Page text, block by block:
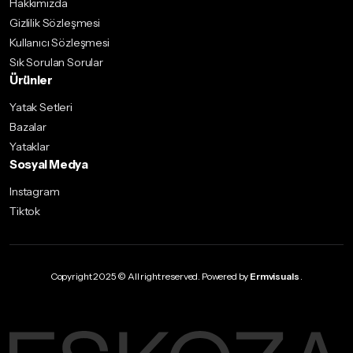
Hakkımızda
Gizlilik Sözleşmesi
Kullanıcı Sözleşmesi
Sık Sorulan Sorular
Ürünler
Yatak Setleri
Bazalar
Yataklar
Sosyal Medya
Instagram
Tiktok
Copyright 2025 © All right reserved. Powered by Ermvisuals .